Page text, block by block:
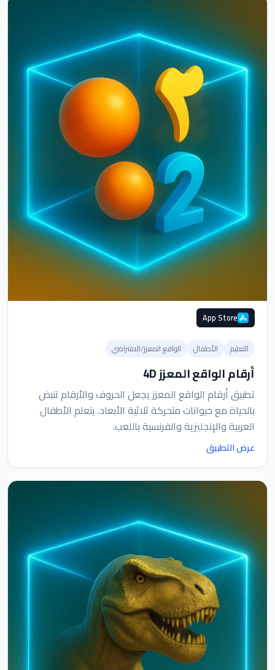
App Store
التعليم الأطفال الواقع المعزز/الافتراضي
أرقام الواقع المعزز 4D
تطبيق أرقام الواقع المعزز يجعل الحروف والأرقام تنبض
بالحياة مع حيوانات متحركة ثلاثية الأبعاد. يتعلم الأطفال
العربية والإنجليزية والفرنسية باللعب.
عرض التطبيق